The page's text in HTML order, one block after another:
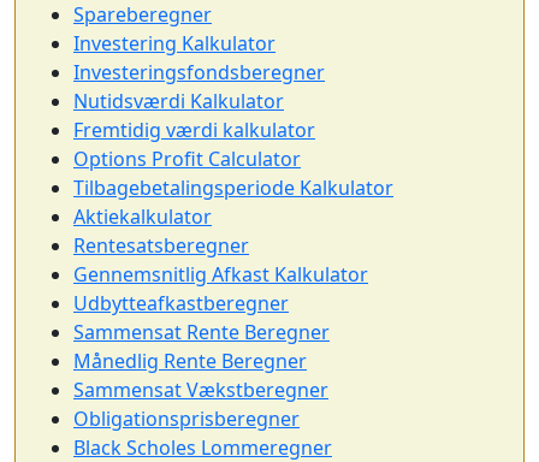
Spareberegner
Investering Kalkulator
Investeringsfondsberegner
Nutidsværdi Kalkulator
Fremtidig værdi kalkulator
Options Profit Calculator
Tilbagebetalingsperiode Kalkulator
Aktiekalkulator
Rentesatsberegner
Gennemsnitlig Afkast Kalkulator
Udbytteafkastberegner
Sammensat Rente Beregner
Månedlig Rente Beregner
Sammensat Vækstberegner
Obligationsprisberegner
Black Scholes Lommeregner